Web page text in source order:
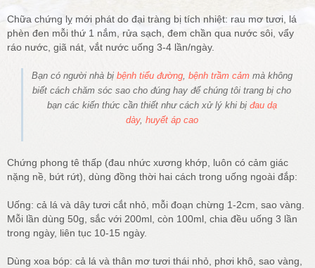
Chữa chứng lỵ mới phát do đại tràng bị tích nhiệt: rau mơ tươi, lá
phèn đen mỗi thứ 1 nắm, rửa sạch, đem chần qua nước sôi, vẩy
ráo nước, giã nát, vắt nước uống 3-4 lần/ngày.
Bạn có người nhà bị bệnh tiểu đường, bệnh trầm cảmmà không
biết cách chăm sóc sao cho đúng hay để chúng tôi trang bị cho
bạn các kiến thức cần thiết như cách xử lý khi bị đau dạ
dày, huyết áp cao
Chứng phong tê thấp (đau nhức xương khớp, luôn có cảm giác
nặng nề, bứt rứt), dùng đồng thời hai cách trong uống ngoài đắp:
Uống: cả lá và dây tươi cắt nhỏ, mỗi đoạn chừng 1-2cm, sao vàng.
Mỗi lần dùng 50g, sắc với 200ml, còn 100ml, chia đều uống 3 lần
trong ngày, liên tục 10-15 ngày.
Dùng xoa bóp: cả lá và thân mơ tươi thái nhỏ, phơi khô, sao vàng,